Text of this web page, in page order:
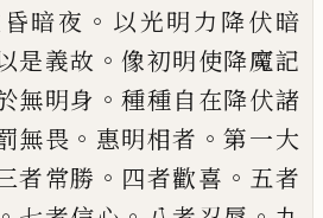
暗夜 。 以光明力降伏暗
是義故 。像初明使降魔記
無明身 。種種自在降伏諸
無畏 。 惠明相者 。第一大
者常勝 。 四者歡喜 。 五者